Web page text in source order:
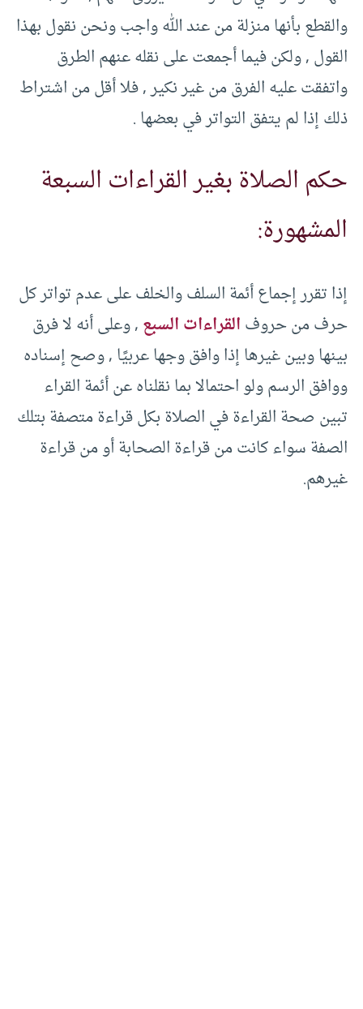
والقطع بأنها منزلة من عند الله واجب ونحن نقول بهذا
القول ‏,‏ ولكن فيما أجمعت على نقله عنهم الطرق
واتفقت عليه الفرق من غير نكير ‏,‏ فلا أقل من اشتراط
ذلك إذا لم يتفق التواتر في بعضها ‏. ‏
حكم الصلاة بغير القراءات السبعة
المشهورة:
إذا تقرر إجماع أئمة السلف والخلف على عدم تواتر كل
حرف من حروفالقراءات السبع‏,‏ وعلى أنه لا فرق
بينها وبين غيرها إذا وافق وجها عربيًا ‏,‏ وصح إسناده
ووافق الرسم ولو احتمالا بما نقلناه عن أئمة القراء
تبين صحة القراءة في الصلاة بكل قراءة متصفة بتلك
الصفة سواء كانت من قراءة الصحابة أو من قراءة
غيرهم.